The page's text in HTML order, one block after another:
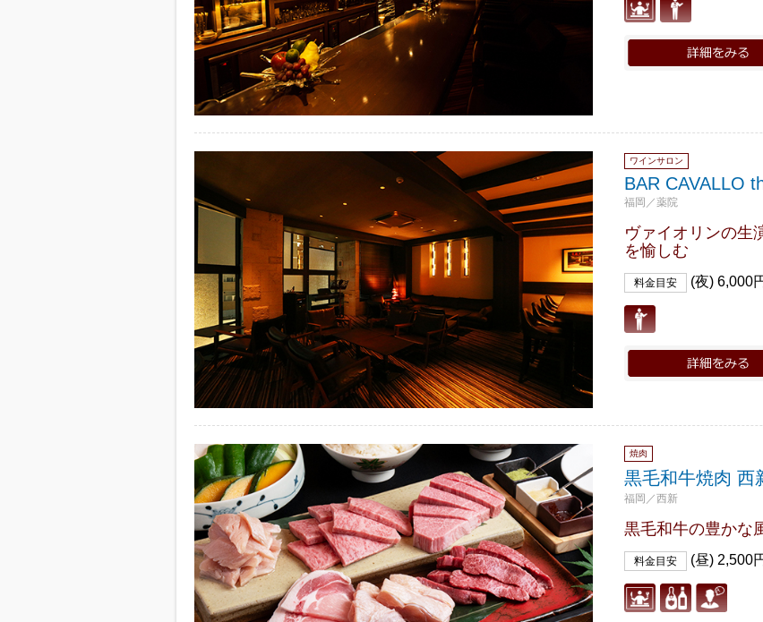
ワインサロン
BAR CAVALLO
福岡／薬院
ヴァイオリンの生
を愉しむ
料金目安 (夜) 6,000
焼肉
黒毛和牛焼肉 西
福岡／西新
黒毛和牛の豊かな
料金目安 (昼) 2,500